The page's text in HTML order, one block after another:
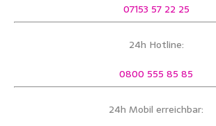
07153 57 22 25
24h Hotline:
0800 555 85 85
24h Mobil erreichbar: